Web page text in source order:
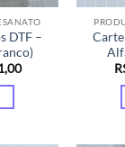
DTF –
Faixa